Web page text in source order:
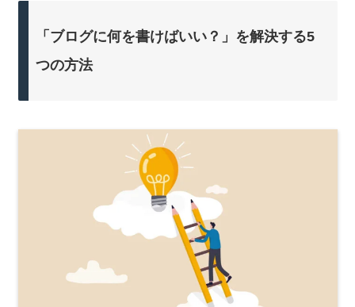
「ブログに何を書けばいい？」を解決する5
つの方法